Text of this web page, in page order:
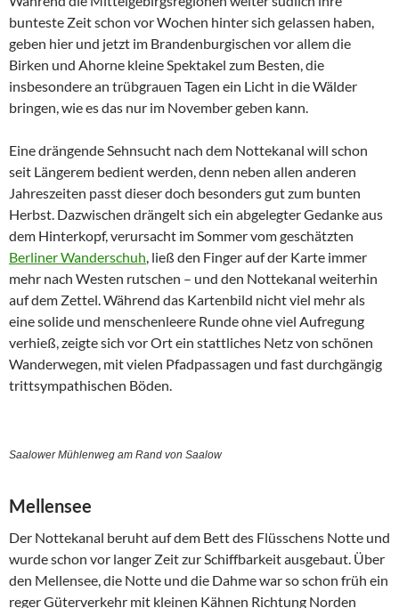
bunteste Zeit schon vor Wochen hinter sich gelassen haben,
geben hier und jetzt im Brandenburgischen vor allem die
Birken und Ahorne kleine Spektakel zum Besten, die
insbesondere an trübgrauen Tagen ein Licht in die Wälder
bringen, wie es das nur im November geben kann.
Eine drängende Sehnsucht nach dem Nottekanal will schon
seit Längerem bedient werden, denn neben allen anderen
Jahreszeiten passt dieser doch besonders gut zum bunten
Herbst. Dazwischen drängelt sich ein abgelegter Gedanke aus
dem Hinterkopf, verursacht im Sommer vom geschätzten
Berliner Wanderschuh, ließ den Finger auf der Karte immer
mehr nach Westen rutschen – und den Nottekanal weiterhin
auf dem Zettel. Während das Kartenbild nicht viel mehr als
eine solide und menschenleere Runde ohne viel Aufregung
verhieß, zeigte sich vor Ort ein stattliches Netz von schönen
Wanderwegen, mit vielen Pfadpassagen und fast durchgängig
trittsympathischen Böden.
Saalower Mühlenweg am Rand von Saalow
Mellensee
Der Nottekanal beruht auf dem Bett des Flüsschens Notte und
wurde schon vor langer Zeit zur Schiffbarkeit ausgebaut. Über
den Mellensee, die Notte und die Dahme war so schon früh ein
reger Güterverkehr mit kleinen Kähnen Richtung Norden